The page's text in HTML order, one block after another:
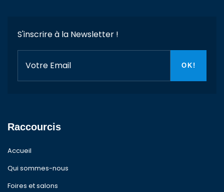
S'inscrire à la Newsletter !
Raccourcis
Accueil
Qui sommes-nous
Foires et salons